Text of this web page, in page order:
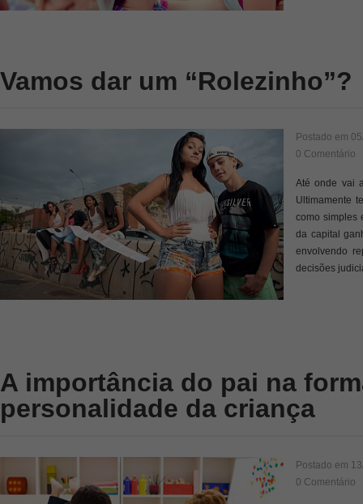
Vamos dar um “Rolezinho”?
Postado em
0 Comentário
Até onde vai
Ultimamente
como simples
da capital
envolvendo
decisões
A importância do pai na
personalidade da criança
Postado em
0 Comentário